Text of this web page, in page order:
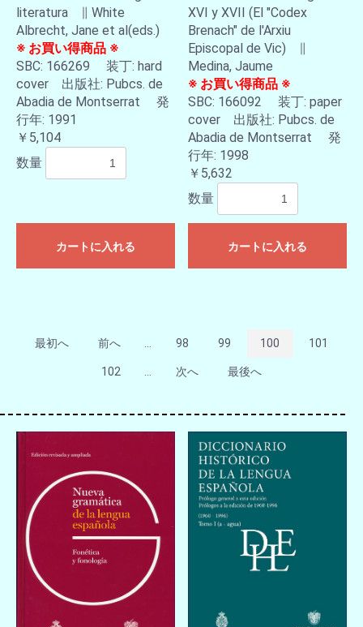
literatura ∥ White
Albrecht, Jane et al(eds.)
※ お買い得商品 ※
SBC: 166269 装丁: hard
cover 出版社: Pubcs. de
Abadia de Montserrat 発
行年: 1991
￥5,104
数量
カートに入れる
XVI y XVII (El "Codex
Brenach" de l'Arxiu
Episcopal de Vic) ∥
Medina, Jaume
※ お買い得商品 ※
SBC: 166092 装丁: paper
cover 出版社: Pubcs. de
Abadia de Montserrat 発
行年: 1998
￥5,632
数量
カートに入れる
最初へ 前へ 98 99 100 101
102 次へ 最後へ